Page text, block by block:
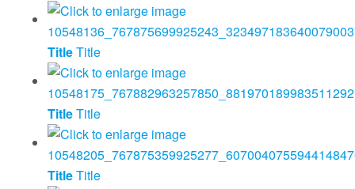
TitleTitle
TitleTitle
TitleTitle